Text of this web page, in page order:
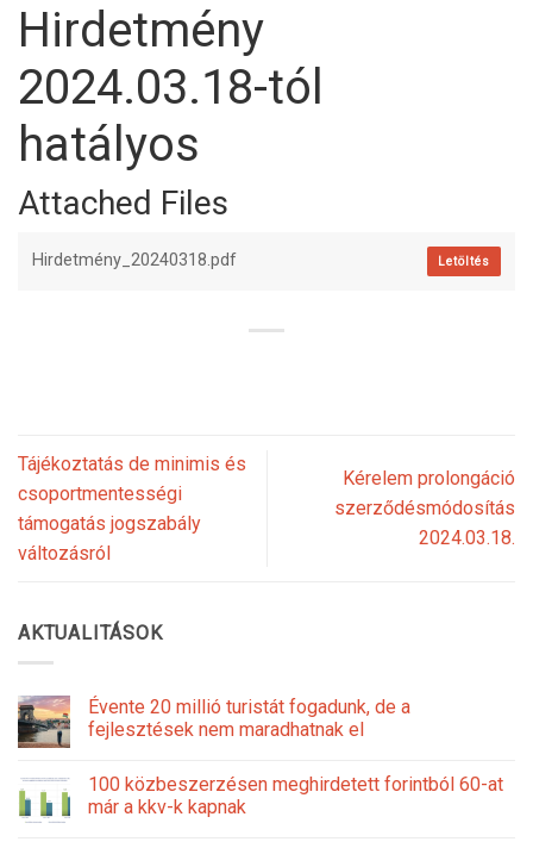
Hirdetmény
2024.03.18-tól
hatályos
Attached Files
Hirdetmény_20240318.pdf Letöltés
Tájékoztatás de minimis és
csoportmentességi
támogatás jogszabály
változásról
Kérelem prolongáció
szerződésmódosítás
2024.03.18.
AKTUALITÁSOK
Évente 20 millió turistát fogadunk, de a
fejlesztések nem maradhatnak el
100 közbeszerzésen meghirdetett forintból 60-at
már a kkv-k kapnak